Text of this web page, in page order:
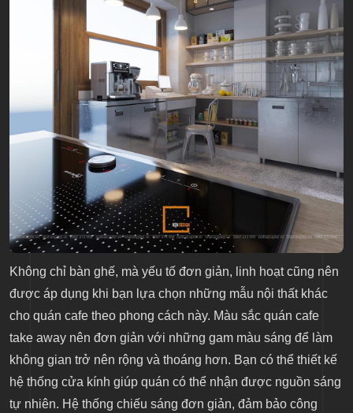
Không chỉ bàn ghế, mà yếu tố đơn giản, linh hoạt cũng nên
được áp dụng khi bạn lựa chọn những mẫu nội thất khác
cho quán cafe theo phong cách này. Màu sắc quán cafe
take away nên đơn giản với những gam màu sáng để làm
không gian trở nên rộng và thoáng hơn. Bạn có thể thiết kế
hệ thống cửa kính giúp quán có thể nhận được nguồn sáng
tự nhiên. Hệ thống chiếu sáng đơn giản, đảm bảo công